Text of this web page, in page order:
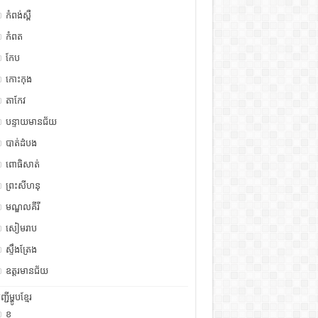
កំពង់ស្ពឺ
កំពត
កែប
កោះកុង
តាកែវ
បន្ទាយមានជ័យ
បាត់ដំបង
ពោធិសាត់
ព្រះសីហនុ
មណ្ឌលគីរី
សៀមរាប
ស្ទឹង​​ត្រែង
ឧត្ដរមានជ័យ
ជីម្ហូបខ្មែរ
ខ